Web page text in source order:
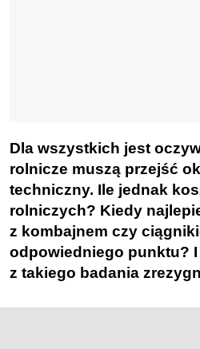
Dla wszystkich jest
rolnicze muszą przejść
techniczny. Ile jednak
rolniczych? Kiedy
z kombajnem czy
odpowiedniego punktu?
z takiego badania